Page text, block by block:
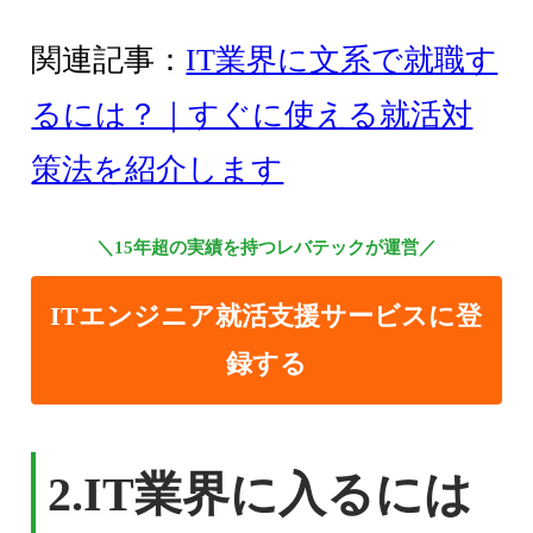
関連記事： IT業界に文系で就職す
るには？｜すぐに使える就活対
策法を紹介します
＼15年超の実績を持つレバテックが運営／
ITエンジニア就活支援サービスに登
録する
2.IT業界に入るには